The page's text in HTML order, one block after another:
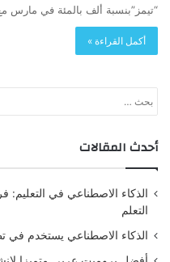
“تيمز”بنسبة ألف بالمئة في مارس
أكمل القراءة »
أحدث المقالات
الذكاء الاصطناعي في
التعلم
الذكاء الاصطناعي يستخدم في